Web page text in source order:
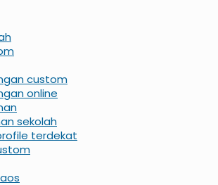
custom
online
sekolah
terdekat